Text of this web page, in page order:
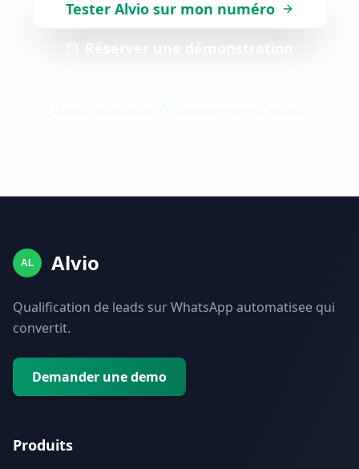
Tester Alvio sur mon numéro
AL Alvio
Qualification de leads sur WhatsApp automatisee qui
convertit.
Demander une demo
Produits